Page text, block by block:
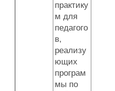
практику
м для
педагого
в,
реализу
ющих
програм
мы по